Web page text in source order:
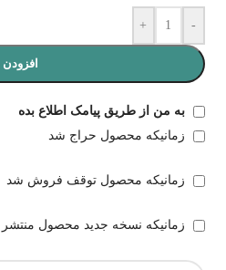
-
+
به من از طریق پیامک اطلاع بده
زمانیکه محصول حراج شد
زمانیکه محصول توقف فروش شد
زمانیکه نسخه جدید محصول